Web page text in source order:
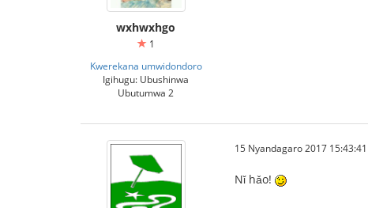
wxhwxhgo
1
Kwerekana umwidondoro
Igihugu: Ubushinwa
Ubutumwa 2
15 Nyandagaro 2017 15:43:41
Nǐ hǎo!